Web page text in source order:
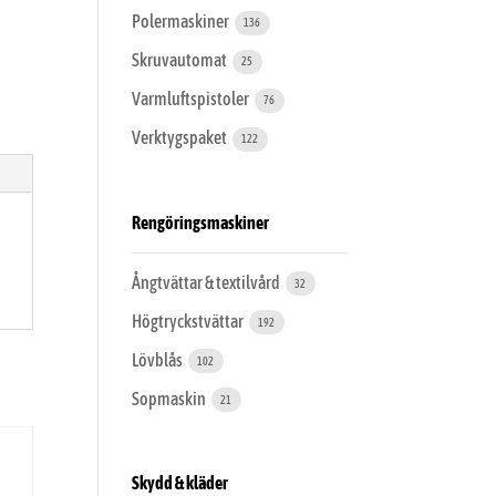
Polermaskiner 136
Skruvautomat 25
Varmluftspistoler 76
Verktygspaket 122
Rengöringsmaskiner
Ångtvättar & textilvård 32
Högtryckstvättar 192
Lövblås 102
Sopmaskin 21
Skydd & kläder